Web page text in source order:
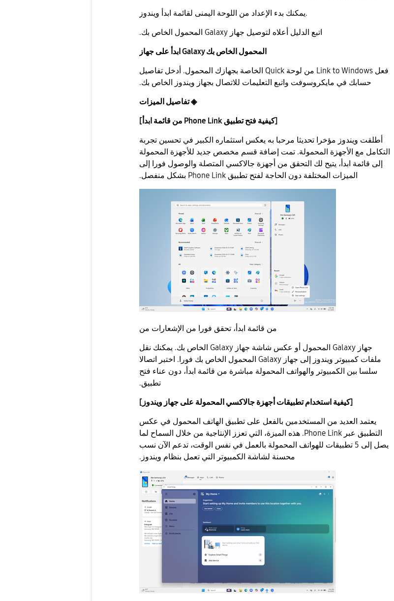
يمكنك بدء الإعداد من اللوحة اليمنى لقائمة ابدأ ويندوز.
اتبع الدليل أعلاه لتوصيل جهاز Galaxy المحمول الخاص بك.
ابدأ على جهاز Galaxy المحمول الخاص بك
فعل Link to Windows من لوحة Quick الخاصة بجهازك المحمول. أدخل تفاصيل
حسابك في مايكروسوفت واتبع التعليمات للاتصال بجهاز ويندوز الخاص بك.
◈تفاصيل الميزات
[كيفية فتح تطبيق Phone Link من قائمة ابدأ]
أطلقت ويندوز مؤخرا تحديثا مرحبا به يعكس استثماره الكبير في تحسين تجربة
التكامل مع الأجهزة المحمولة. تمت إضافة قسم مخصص جديد للأجهزة المحمولة
إلى قائمة ابدأ، يتيح لك التحقق من أجهزة جالاكسي المتصلة والوصول فورا إلى
الميزات المختلفة دون الحاجة لفتح تطبيق Phone Link بشكل منفصل.
من قائمة ابدأ، تحقق فورا من الإشعارات من
جهاز Galaxy المحمول أو عكس شاشة جهاز Galaxy الخاص بك. يمكنك نقل
ملفات كمبيوتر ويندوز إلى جهاز Galaxy المحمول الخاص بك فورا. اختبر اتصالا
سلسا بين الكمبيوتر والهواتف المحمولة مباشرة من قائمة ابدأ، دون عناء فتح
تطبيق.
[كيفية استخدام تطبيقات أجهزة جالاكسي المحمولة على جهاز ويندوز]
يعتمد العديد من المستخدمين بالفعل على تطبيق الهاتف المحمول في عكس
التطبيق عبر Phone Link. هذه الميزة، التي تعزز الإنتاجية من خلال السماح لما
يصل إلى 5 تطبيقات للهواتف المحمولة بالعمل في نفس الوقت، تدعم الآن نسب
محسنة لشاشة الكمبيوتر التي تعمل بنظام ويندوز.